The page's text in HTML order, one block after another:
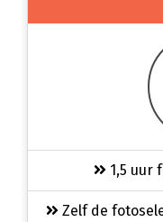
1,5 uur
Zelf de